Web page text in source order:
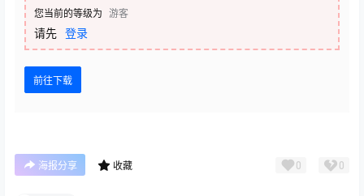
您当前的等级为 游客
请先 登录
前往下载
海报分享 收藏 0 0